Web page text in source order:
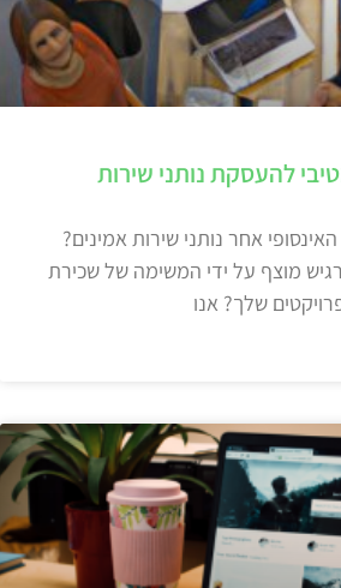
להעסקת נותני שירות
אחר נותני שירות אמינים?
מוצף על ידי המשימה של שכירת
שלך? אנו